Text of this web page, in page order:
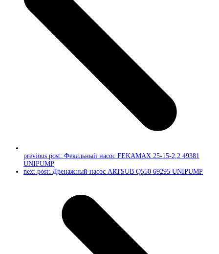
previous post: Фекальный насос FEKAMAX 25-15-2,2 49381
UNIPUMP
next post: Дренажный насос ARTSUB Q550 69295 UNIPUMP